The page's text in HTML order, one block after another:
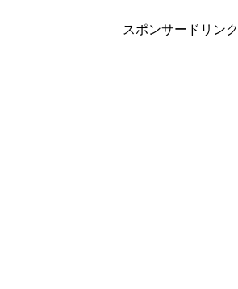
スポンサードリンク